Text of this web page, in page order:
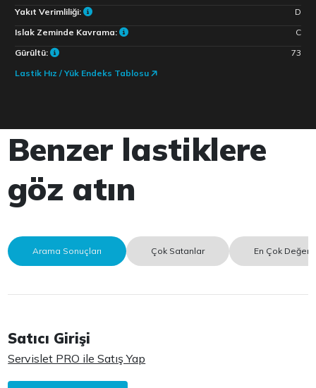
Yakıt Verimliliği:
D
Islak Zeminde Kavrama:
C
Gürültü:
73
Lastik Hız / Yük Endeks Tablosu
Benzer lastiklere
göz atın
Arama Sonuçları Çok Satanlar En Çok
Satıcı Girişi
Servislet PRO ile Satış Yap